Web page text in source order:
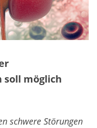
möglich
schwere Störungen